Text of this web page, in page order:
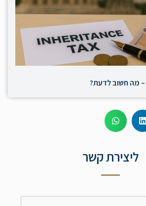
– מה חשוב לדעת?
ליצירת קשר